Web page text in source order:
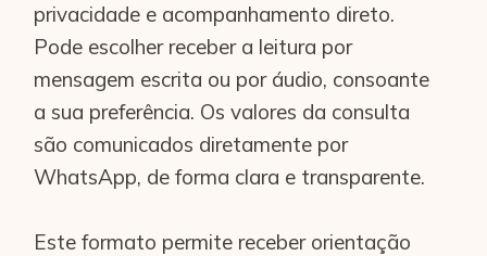
privacidade e acompanhamento direto.
Pode escolher receber a leitura por
mensagem escrita ou por áudio, consoante
a sua preferência. Os valores da consulta
são comunicados diretamente por
WhatsApp, de forma clara e transparente.
Este formato permite receber orientação